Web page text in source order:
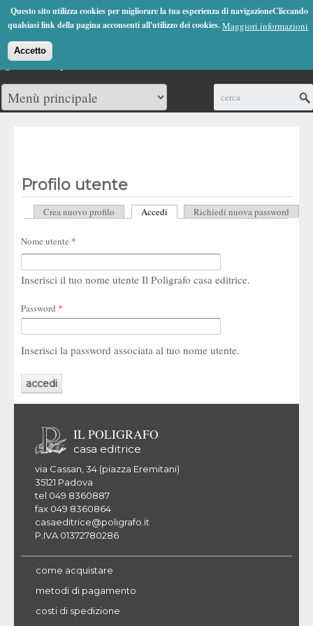
Questo sito utilizza cookies per migliorare la tua esperienza di navigazioneCliccando
qualsiasi link della pagina acconsenti all'utilizzo dei cookies.Maggiori informazioni
Accetto
Jump to Navigation
(0)
Profilo utente
Schede primarie
Crea nuovo profilo Accedi (scheda attiva)
Richiedi nuova password
Nome utente *
Inserisci il tuo nome utente Il Poligrafo casa editrice.
Password *
Inserisci la password associata al tuo nome utente.
IL POLIGRAFO
casa editrice
via Cassan, 34 (piazza Eremitani)
35121 Padova
tel 049 8360887
fax 049 8360864
casaeditrice@poligrafo.it
P.IVA 01372780286
come acquistare
metodi di pagamento
costi di spedizione